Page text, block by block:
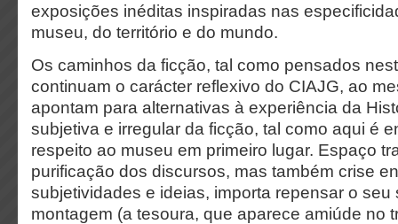
exposições inéditas inspiradas nas
museu, do território e do mundo.
Os caminhos da ficção, tal como pensados
continuam o carácter reflexivo do CIAJG, ao
apontam para alternativas à experiência da
subjetiva e irregular da ficção, tal como aqui é
respeito ao museu em primeiro lugar. Espaço
purificação dos discursos, mas também crise
subjetividades e ideias, importa repensar o seu
montagem (a tesoura, que aparece amiúde no